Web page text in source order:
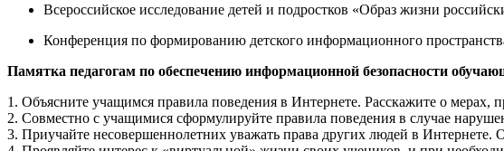
Всероссийское исследование детей и подростков «Образ жизни
Конференция по формированию детского информационного
Памятка педагогам по обеспечению информационной безопасности
1. Объясните учащимся правила поведения в Интернете. Расскажите о
2. Совместно с учащимися сформулируйте правила поведения в случае
3. Приучайте несовершеннолетних уважать права других людей в Интернете.